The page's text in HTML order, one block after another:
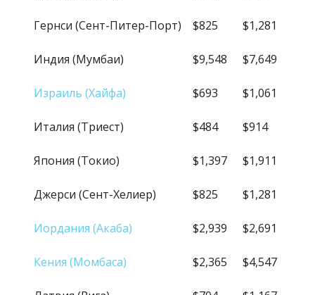
Гернси (Сент-Питер-Порт) $825 $1,281
Индия (Мумбаи) $9,548 $7,649
Израиль (Хайфа) $693 $1,061
Италия (Триест) $484 $914
Япония (Токио) $1,397 $1,911
Джерси (Сент-Хелиер) $825 $1,281
Иордания (Акаба) $2,939 $2,691
Кения (Момбаса) $2,365 $4,547